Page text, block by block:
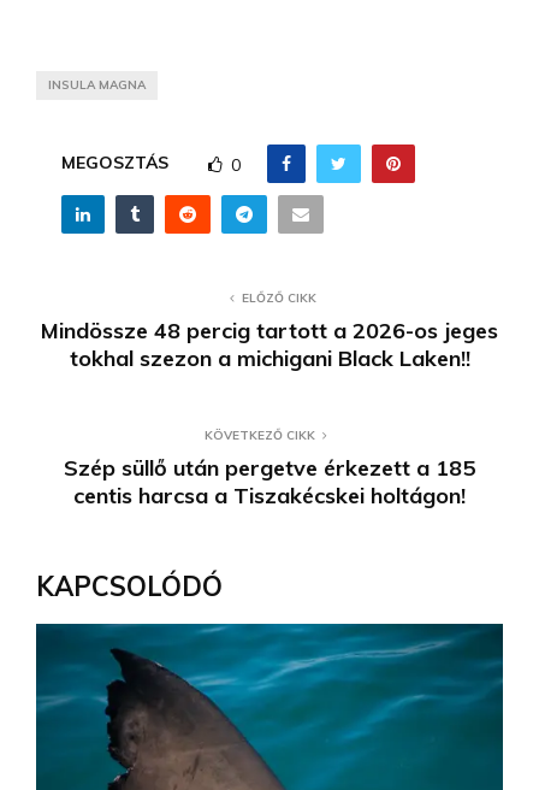
INSULA MAGNA
MEGOSZTÁS 0
ELŐZŐ CIKK
Mindössze 48 percig tartott a 2026-os jeges
tokhal szezon a michigani Black Laken!!
KÖVETKEZŐ CIKK
Szép süllő után pergetve érkezett a 185
centis harcsa a Tiszakécskei holtágon!
KAPCSOLÓDÓ